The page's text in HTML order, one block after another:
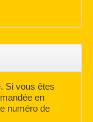
Si vous êtes
en
numéro de